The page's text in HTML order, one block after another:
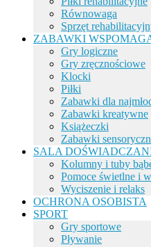
Równowaga
Sprzęt
ZABAWKI
Gry logiczne
Gry zręcznościowe
Klocki
Piłki
Zabawki dla
Zabawki kreatywne
Książeczki
Zabawki
SALA
Kolumny i tuby
Pomoce świetlne i
Wyciszenie i relaks
OCHRONA OSOBISTA
SPORT
Gry sportowe
Pływanie